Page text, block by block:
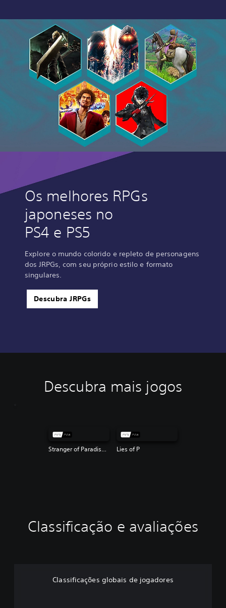
Os melhores RPGs
japoneses no
PS4 e PS5
Explore o mundo colorido e repleto de personagens
dos JRPGs, com seu próprio estilo e formato
singulares.
Descubra JRPGs
Descubra mais jogos
Stranger of Paradise Final Fantasy Origin Lies of P
Classificação e avaliações
Classificações globais de jogadores